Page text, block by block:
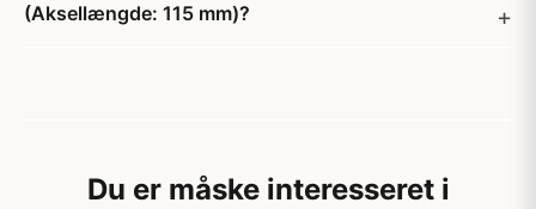
(Aksellængde: 115 mm)?
Du er måske interesseret i